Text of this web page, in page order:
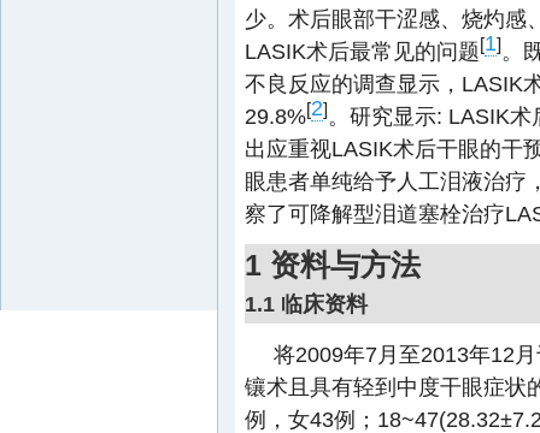
少。术后眼部干涩感、烧灼感
LASIK术后最常见的问题[1]。
不良反应的调查显示，LASIK
29.8%[2]。研究显示: LASIK
出应重视LASIK术后干眼的干
眼患者单纯给予人工泪液治疗
察了可降解型泪道塞栓治疗
1 资料与方法
1.1 临床资料
将2009年7月至2013年12
镶术且具有轻到中度干眼症状
例，女43例；